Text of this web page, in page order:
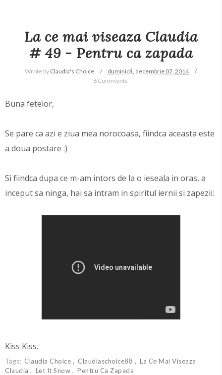
La ce mai viseaza Claudia
# 49 - Pentru ca zapada
Wrote by Claudia's Choice
duminică, decembrie 07, 2014
6 Comments
Buna fetelor,
Se pare ca azi e ziua mea norocoasa, fiindca aceasta este
a doua postare :)
Si fiindca dupa ce m-am intors de la o ieseala in oras, a
inceput sa ninga, hai sa intram in spiritul iernii si zapezii:
Kiss Kiss.
Tags: Claudia Choice Claudiaschoice88
La Ce Mai Viseaza
Claudia
Let It Snow Pentru Ca Zapada